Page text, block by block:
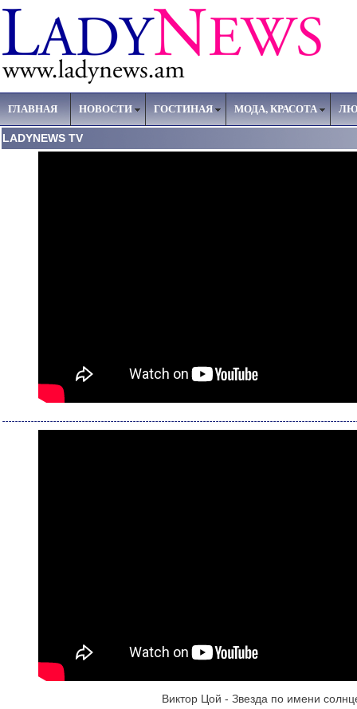
ГЛАВНАЯ НОВОСТИ ГОСТИНАЯ МОДА, КРАСОТА
LADYNEWS TV
Виктор Цой - Звезда по имени